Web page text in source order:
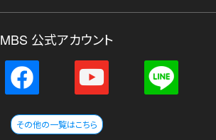
MBS 公式アカウント
その他の一覧はこちら